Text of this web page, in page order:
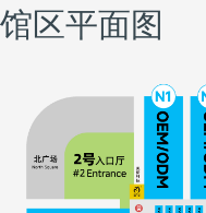
馆区平面图